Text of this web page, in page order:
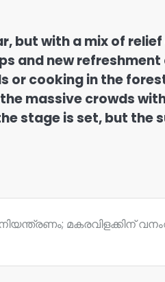
but with a mix of
and new
or cooking in the
massive crowds
stage is set, but the
മകരവിളക്കിന്